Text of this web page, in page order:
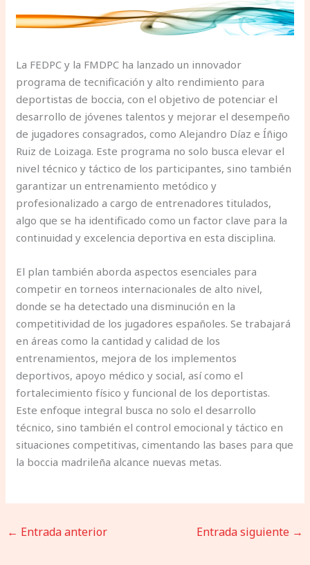
La FEDPC y la FMDPC ha lanzado un innovador
programa de tecnificación y alto rendimiento para
deportistas de boccia, con el objetivo de potenciar el
desarrollo de jóvenes talentos y mejorar el desempeño
de jugadores consagrados, como Alejandro Díaz e Íñigo
Ruiz de Loizaga. Este programa no solo busca elevar el
nivel técnico y táctico de los participantes, sino también
garantizar un entrenamiento metódico y
profesionalizado a cargo de entrenadores titulados,
algo que se ha identificado como un factor clave para la
continuidad y excelencia deportiva en esta disciplina.
El plan también aborda aspectos esenciales para
competir en torneos internacionales de alto nivel,
donde se ha detectado una disminución en la
competitividad de los jugadores españoles. Se trabajará
en áreas como la cantidad y calidad de los
entrenamientos, mejora de los implementos
deportivos, apoyo médico y social, así como el
fortalecimiento físico y funcional de los deportistas.
Este enfoque integral busca no solo el desarrollo
técnico, sino también el control emocional y táctico en
situaciones competitivas, cimentando las bases para que
la boccia madrileña alcance nuevas metas.
← Entrada anterior Entrada siguiente →